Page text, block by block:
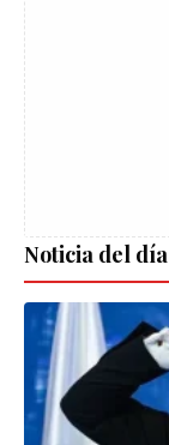
Noticia del día